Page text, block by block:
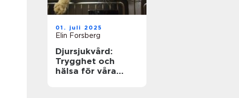
01. juli 2025
Elin Forsberg
Djursjukvård:
Trygghet och
hälsa för våra